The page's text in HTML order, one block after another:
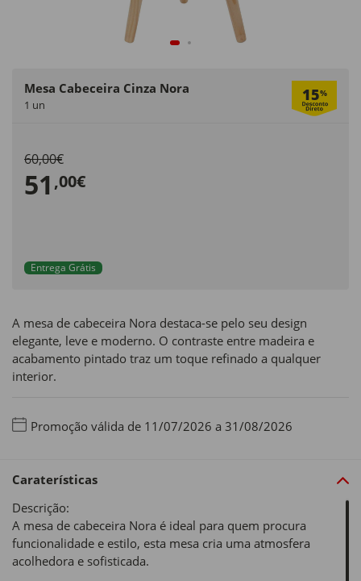
Mesa Cabeceira Cinza Nora 15%
1 un
60,00€
51 ,00€
Entrega Grátis
A mesa de cabeceira Nora destaca-se pelo seu design
elegante, leve e moderno. O contraste entre madeira e
acabamento pintado traz um toque refinado a qualquer
interior.
Promoção válida de 11/07/2026 a 31/08/2026
Caraterísticas
Descrição:
A mesa de cabeceira Nora é ideal para quem procura
funcionalidade e estilo, esta mesa cria uma atmosfera
acolhedora e sofisticada.